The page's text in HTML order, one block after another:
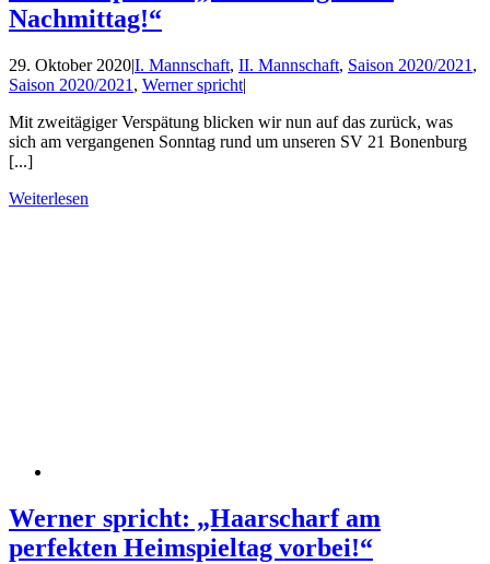
Nachmittag!“
29. Oktober 2020|I. Mannschaft, II. Mannschaft, Saison 2020/2021 ,
Saison 2020/2021 , Werner spricht|
Mit zweitägiger Verspätung blicken wir nun auf das zurück, was
sich am vergangenen Sonntag rund um unseren SV 21 Bonenburg
[...]
Weiterlesen
Werner spricht: „Haarscharf am
perfekten Heimspieltag vorbei!“